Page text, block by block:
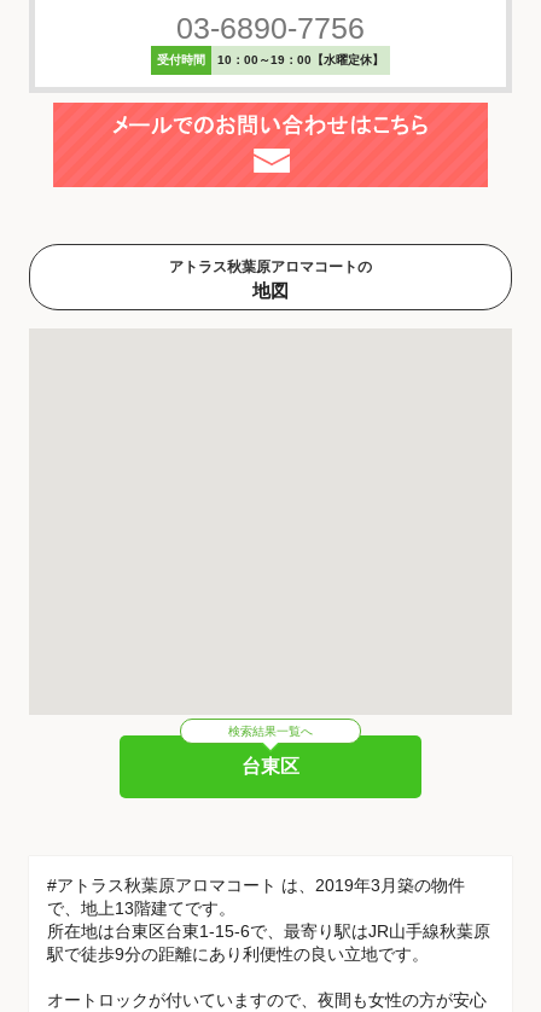
03-6890-7756
受付時間 10：00～19：00【水曜定休】
アトラス秋葉原アロマコートの
地図
検索結果一覧へ
台東区
#アトラス秋葉原アロマコート は、2019年3月築の物件
で、地上13階建てです。
所在地は台東区台東1-15-6で、最寄り駅はJR山手線秋葉原
駅で徒歩9分の距離にあり利便性の良い立地です。
オートロックが付いていますので、夜間も女性の方が安心